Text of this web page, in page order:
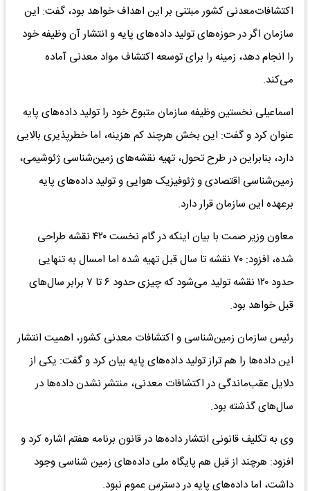
اکتشافات‌معدنی کشور مبتنی بر این اهداف خواهد بود، گفت: این
سازمان اگر در حوزه‌های تولید داده‌های پایه و انتشار آن وظیفه خود
را انجام دهد، زمینه را برای توسعه اکتشاف مواد معدنی آماده
می‌کند.
اسماعیلی نخستین وظیفه سازمان متبوع خود را تولید داده‌های پایه
عنوان کرد و گفت: این بخش هرچند کم هزینه، اما خطرپذیری بالایی
دارد، بنابراین در طرح تحول، تهیه نقشه‌های زمین‌شناسی ژئوشیمی،
زمین‌شناسی اقتصادی و ژئوفیزیک هوایی و تولید داده‌های پایه
برعهده این سازمان قرار دارد.
معاون وزیر صمت با بیان اینکه در گام نخست ۴۲۰ نقشه طراحی
شده، افزود: ۷۰ نقشه تا سال قبل تهیه شده اما امسال به تنهایی
حدود ۱۲۰ نقشه تولید می‌شود که چیزی حدود ۶ تا ۷ برابر سال‌های
قبل خواهد بود.
رئیس سازمان زمین‌شناسی و اکتشافات‌ معدنی کشور، اهمیت انتشار
این داده‌ها را هم تراز تولید داده‌های پایه بیان کرد و گفت: یکی از
دلایل عقب‌ماندگی در اکتشافات معدنی، منتشر نشدن داده‌ها در
سال‌های گذشته بود.
وی به تکلیف قانونی انتشار داده‌ها در قانون برنامه هفتم اشاره کرد و
افزود: هرچند از قبل هم پایگاه ملی داده‌های زمین شناسی وجود
داشت، اما داده‌های پایه در دسترس عموم نبود.